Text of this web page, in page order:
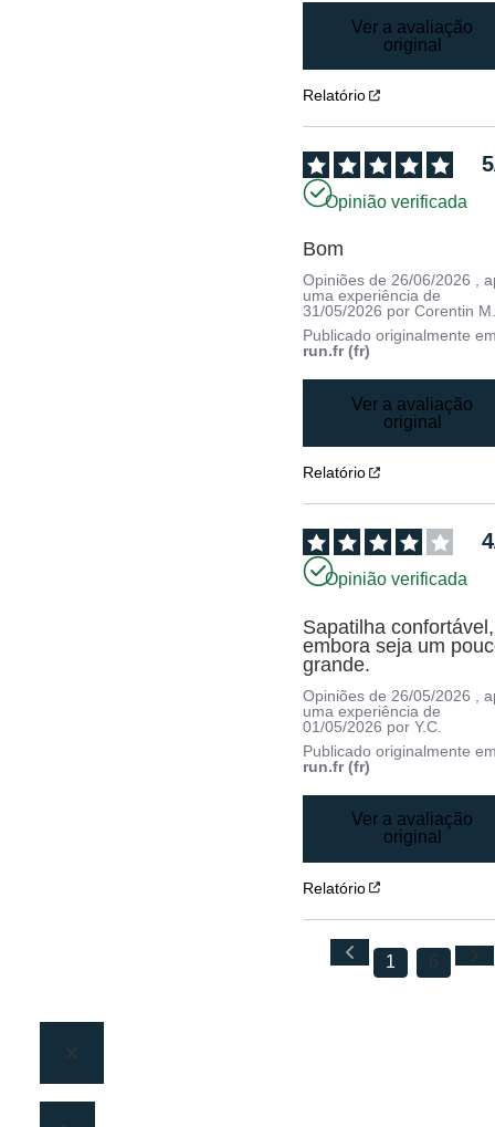
Ver a avaliação
original
Relatório
5
Opinião verificada
Bom
Opiniões de26/06/2026 ,
uma experiência de
31/05/2026 porCorentin
Publicado originalmente
run.fr (fr)
Ver a avaliação
original
Relatório
4
Opinião verificada
Sapatilha confortável,
embora seja um
grande.
Opiniões de 26/05/2026
,
uma experiência de
01/05/2026 porY.C.
Publicado originalmente
run.fr (fr)
Ver a avaliação
original
Relatório
1 6